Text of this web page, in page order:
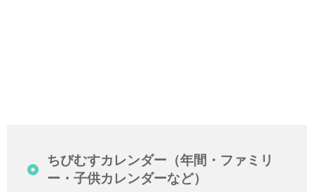
ちびむすカレンダー（年間・ファミリ
ー・子供カレンダーなど）